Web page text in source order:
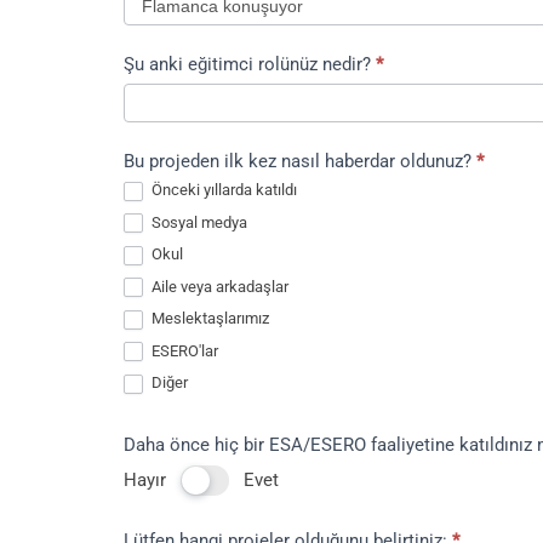
Şu anki eğitimci rolünüz nedir? *
anki
eğitimci
rolünüz
nedir?
Bu projeden ilk kez nasıl haberdar oldunuz? *
Önceki yıllarda katıldı
Sosyal medya
Okul
Aile veya arkadaşlar
Meslektaşlarımız
ESERO'lar
Diğer
Daha önce hiç bir ESA/ESERO faaliyetine katıldınız
Hayır
Evet